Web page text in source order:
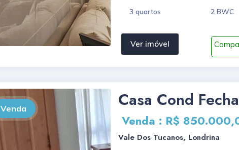
3 quartos 2 BWC
Ver imóvel
Venda Casa Cond
Venda : R$
Vale Dos Tucanos, Londrina